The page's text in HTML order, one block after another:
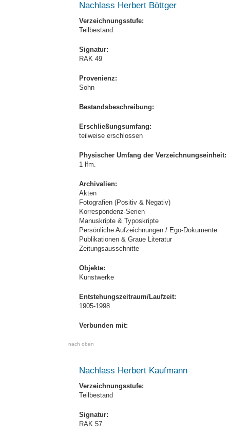
Nachlass Herbert Böttger
Verzeichnungsstufe:
Teilbestand
Signatur:
RAK 49
Provenienz:
Sohn
Bestandsbeschreibung:
Erschließungsumfang:
teilweise erschlossen
Physischer Umfang der Verzeichnungseinheit:
1 lfm.
Archivalien:
Akten
Fotografien (Positiv & Negativ)
Korrespondenz-Serien
Manuskripte & Typoskripte
Persönliche Aufzeichnungen / Ego-Dokumente
Publikationen & Graue Literatur
Zeitungsausschnitte
Objekte:
Kunstwerke
Entstehungszeitraum/Laufzeit:
1905-1998
Verbunden mit:
nach oben
Nachlass Herbert Kaufmann
Verzeichnungsstufe:
Teilbestand
Signatur:
RAK 57